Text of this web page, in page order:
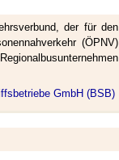
der für den
(ÖPNV)
GmbH (BSB)